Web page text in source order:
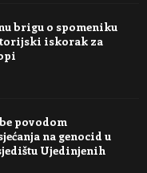
brigu o spomeniku
iskorak za
povodom
na genocid u
Ujedinjenih